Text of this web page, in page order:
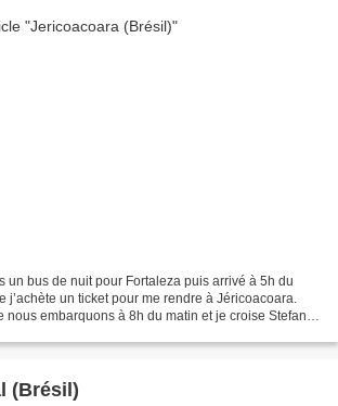
un bus de nuit pour Fortaleza puis arrivé à 5h du
j’achète un ticket pour me rendre à Jéricoacoara.
nous embarquons à 8h du matin et je croise Stefan
(Brésil)